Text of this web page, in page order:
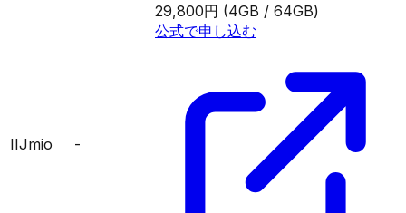
IIJmio -
29,800円 (4GB / 64GB)
公式で申し込む